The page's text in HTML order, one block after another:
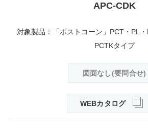
APC-CDK
対象製品：「ポストコーン」PCT・PL・
PCTKタイプ
図面なし(要問合せ)
WEBカタログ